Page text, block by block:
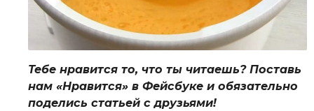
Тебе нравится то, что ты читаешь? Поставь
нам «Нравится» в Фейсбуке и обязательно
поделись статьей с друзьями!